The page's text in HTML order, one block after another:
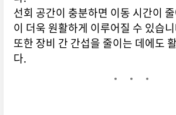
선회 공간이 충분하면 이동 시간이
이 더욱 원활하게 이루어질 수 있습
또한 장비 간 간섭을 줄이는 데에도
다.